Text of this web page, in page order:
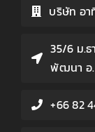
บริษัท อา
35/6 ม.
พัฒนา อ.
+66 82